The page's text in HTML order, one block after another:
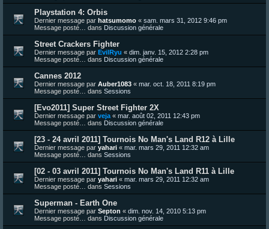
Playstation 4: Orbis
Dernier message par hatsumomo « sam. mars 31, 2012 9:46 pm
Message posté… dans Discussion générale
Street Crackers Fighter
Dernier message par EvilRyu « dim. janv. 15, 2012 2:28 pm
Message posté… dans Discussion générale
Cannes 2012
Dernier message par Auber1083 « mar. oct. 18, 2011 8:19 pm
Message posté… dans Sessions
[Evo2011] Super Street Fighter 2X
Dernier message par veja « mar. août 02, 2011 12:43 pm
Message posté… dans Discussion générale
[23 - 24 avril 2011] Tournois No Man's Land R12 à Lille
Dernier message par yahari « mar. mars 29, 2011 12:32 am
Message posté… dans Sessions
[02 - 03 avril 2011] Tournois No Man's Land R11 à Lille
Dernier message par yahari « mar. mars 29, 2011 12:32 am
Message posté… dans Sessions
Superman - Earth One
Dernier message par Septon « dim. nov. 14, 2010 5:13 pm
Message posté… dans Discussion générale